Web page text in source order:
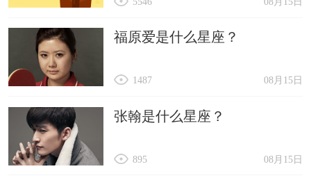
福原爱是什么星座？
08月15日
1487
张翰是什么星座？
08月15日
895